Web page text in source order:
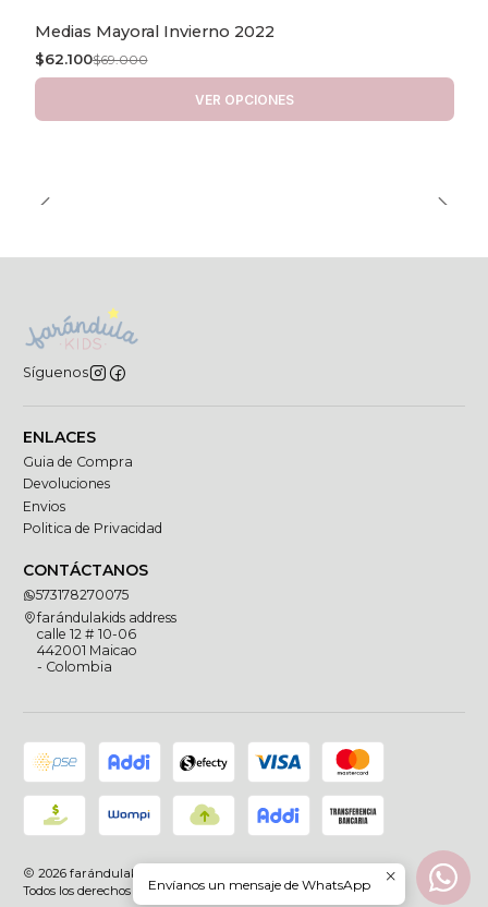
-10% OFF
Medias Mayoral Invierno 2022
$62.100$69.000
VER OPCIONES
Síguenos
ENLACES
Guia de Compra
Devoluciones
Envios
Politica de Privacidad
CONTÁCTANOS
573178270075
farándulakids address
calle 12 # 10-06
442001 Maicao
- Colombia
2026 farándulakids.
Todos los derechos reservadosEnvíanos un mensaje de WhatsApp